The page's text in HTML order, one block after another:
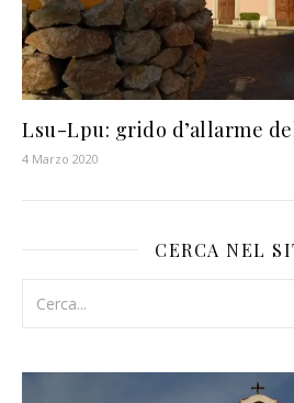
Lsu-Lpu: grido d’allarme
4 Marzo 2020
CERCA NEL